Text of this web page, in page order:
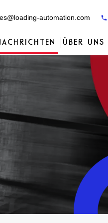
automation.com
Fallstudien
Fallstudien
Dienstleistungen
ÜBER UNS
Vertriebspartner